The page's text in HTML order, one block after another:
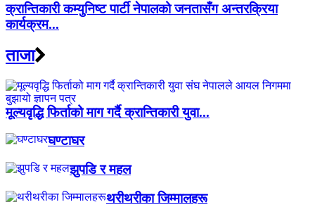
क्रान्तिकारी कम्युनिष्ट पार्टी नेपालको जनतासँग अन्तरक्रिया
कार्यक्रम...
ताजा
मूल्यवृद्धि फिर्ताको माग गर्दै क्रान्तिकारी युवा...
घण्टाघर
झुपडि र महल
थरीथरीका जिम्मालहरू